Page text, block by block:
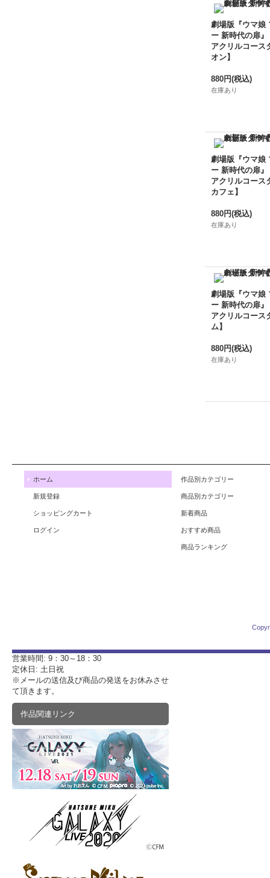
劇場版『ウマ娘
ー 新時代の扉』
アクリルコース
オン】
880円(税込)
在庫あり
劇場版『ウマ娘
ー 新時代の扉』
アクリルコース
カフェ】
880円(税込)
在庫あり
劇場版『ウマ娘
ー 新時代の扉』
アクリルコース
ム】
880円(税込)
在庫あり
ホーム
新規登録
ショッピングカート
ログイン
作品別カテゴリー
商品別カテゴリー
新着商品
おすすめ商品
商品ランキング
営業時間: 9：30～18：30
定休日: 土日祝
※メールの送信及び商品の発送をお休みさせ
て頂きます。
作品関連リンク